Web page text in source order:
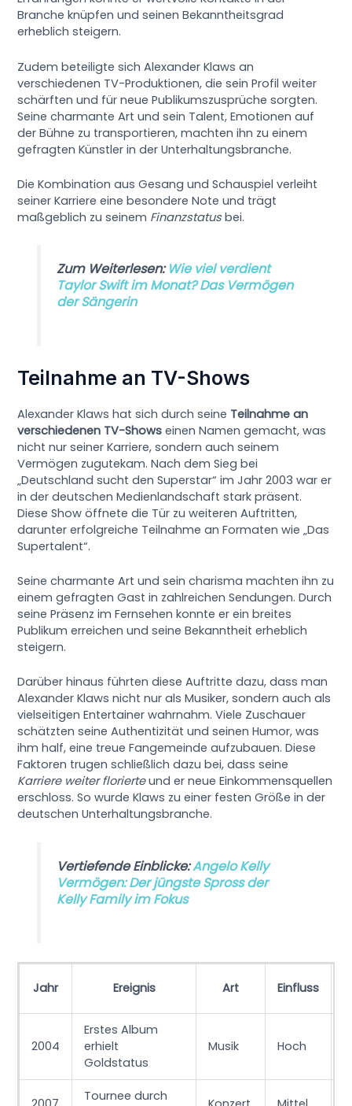
Branche knüpfen und seinen Bekanntheitsgrad
erheblich steigern.
Zudem beteiligte sich Alexander Klaws an
verschiedenen TV-Produktionen, die sein Profil weiter
schärften und für neue Publikumszusprüche sorgten.
Seine charmante Art und sein Talent, Emotionen auf
der Bühne zu transportieren, machten ihn zu einem
gefragten Künstler in der Unterhaltungsbranche.
Die Kombination aus Gesang und Schauspiel verleiht
seiner Karriere eine besondere Note und trägt
maßgeblich zu seinem Finanzstatusbei.
Zum Weiterlesen:Wie viel verdient
Taylor Swift im Monat? Das Vermögen
der Sängerin
Teilnahme an TV-Shows
Alexander Klaws hat sich durch seine Teilnahme an
verschiedenen TV-Shows einen Namen gemacht, was
nicht nur seiner Karriere, sondern auch seinem
Vermögen zugutekam. Nach dem Sieg bei
„Deutschland sucht den Superstar“ im Jahr 2003 war er
in der deutschen Medienlandschaft stark präsent.
Diese Show öffnete die Tür zu weiteren Auftritten,
darunter erfolgreiche Teilnahme an Formaten wie „Das
Supertalent“.
Seine charmante Art und sein charisma machten ihn zu
einem gefragten Gast in zahlreichen Sendungen. Durch
seine Präsenz im Fernsehen konnte er ein breites
Publikum erreichen und seine Bekanntheit erheblich
steigern.
Darüber hinaus führten diese Auftritte dazu, dass man
Alexander Klaws nicht nur als Musiker, sondern auch als
vielseitigen Entertainer wahrnahm. Viele Zuschauer
schätzten seine Authentizität und seinen Humor, was
ihm half, eine treue Fangemeinde aufzubauen. Diese
Faktoren trugen schließlich dazu bei, dass seine
Karriere weiter florierteund er neue Einkommensquellen
erschloss. So wurde Klaws zu einer festen Größe in der
deutschen Unterhaltungsbranche.
Vertiefende Einblicke:Angelo Kelly
Vermögen: Der jüngste Spross der
Kelly Family im Fokus
Jahr Ereignis Art Einfluss
2004
Erstes Album
erhielt
Goldstatus
Musik Hoch
Tournee durch